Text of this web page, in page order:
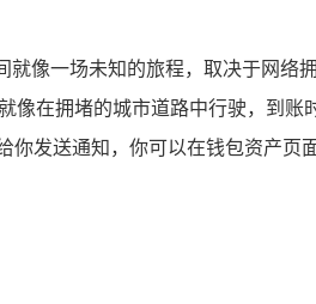
就像一场未知的旅程，取决于网
在拥堵的城市道路中行驶，到
发送通知，你可以在钱包资产页